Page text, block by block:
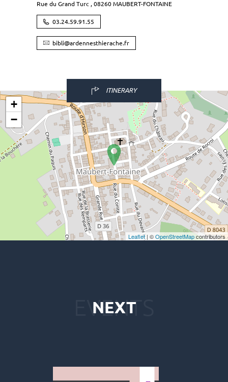
Rue du Grand Turc , 08260 MAUBERT-FONTAINE
03.24.59.91.55
bibli@ardennesthierache.fr
ITINERARY
+
−
Leaflet| ©OpenStreetMapcontributors
NEXT